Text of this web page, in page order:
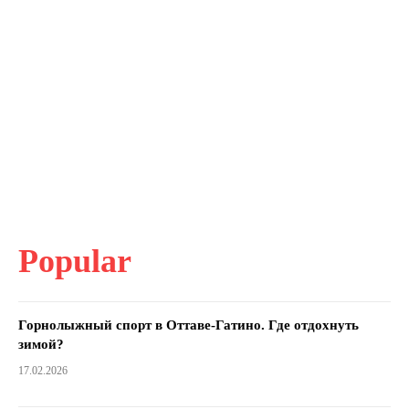
Popular
Горнолыжный спорт в Оттаве-Гатино. Где отдохнуть
зимой?
17.02.2026